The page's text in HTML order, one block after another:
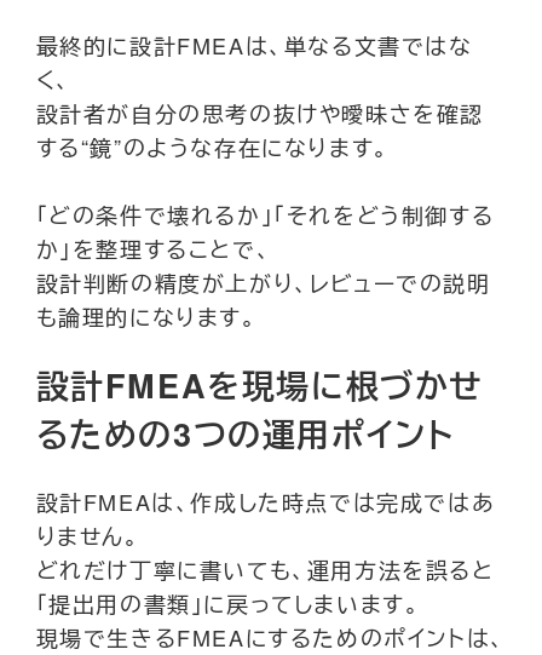
最終的に設計FMEAは、単なる文書ではな
く、
設計者が自分の思考の抜けや曖昧さを確認
する“鏡”のような存在になります。
「どの条件で壊れるか」「それをどう制御する
か」を整理することで、
設計判断の精度が上がり、レビューでの説明
も論理的になります。
設計FMEAを現場に根づかせ
るための3つの運用ポイント
設計FMEAは、作成した時点では完成ではあ
りません。
どれだけ丁寧に書いても、運用方法を誤ると
「提出用の書類」に戻ってしまいます。
現場で生きるFMEAにするためのポイントは、